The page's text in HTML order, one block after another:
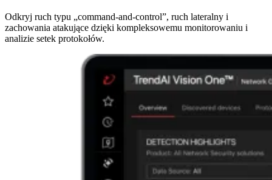
Odkryj ruch typu „command-and-control”, ruch lateralny i
zachowania atakujące dzięki kompleksowemu monitorowaniu i
analizie setek protokołów.